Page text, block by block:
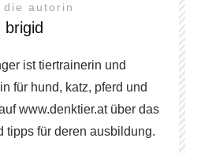
die autorin
brigid
ist tiertrainerin und
für hund, katz, pferd und
www.denktier.at über das
tipps für deren ausbildung.